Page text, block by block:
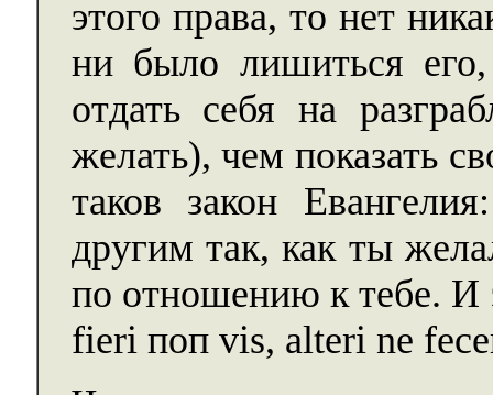
этого права, то нет
ни было лишиться
отдать себя на
желать), чем показать
таков закон
другим так, как ты
по отношению к тебе. И
fieri поп vis, alteri ne